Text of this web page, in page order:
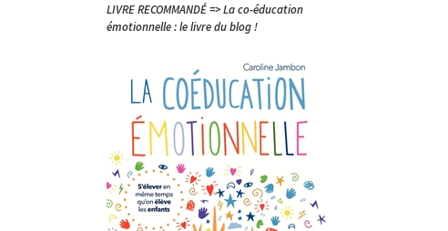
LIVRE RECOMMANDÉ => La co-éducation
émotionnelle : le livre du blog !